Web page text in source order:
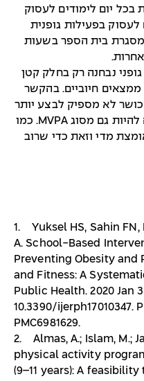
בכל יום לימודים לעסוק
לעסוק בפעילות גופנית
בית הספר בשעות
נבחנה רק בחלק קטן
חיוביים. בהקשר
לא מספיק לבצע יותר
פעילות גופנית אלא שהיא צריכה להיות גם מסוג MVPA. כמו
מדי וזאת כדי שרוב
1. Yuksel HS, Şahin FN,
A. School-Based
Preventing Obesity
and Fitness: A
Public Health. 2020 Jan
10.3390/ijerph17010347.
PMC6981629.
2. Almas, A.; Islam, M.;
physical activity
(9–11 years): A